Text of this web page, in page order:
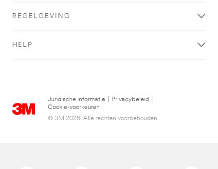
REGELGEVING
HELP
Juridische informatie Privacybeleid
Cookie-voorkeuren
© 3M 2026. Alle rechten voorbehouden.